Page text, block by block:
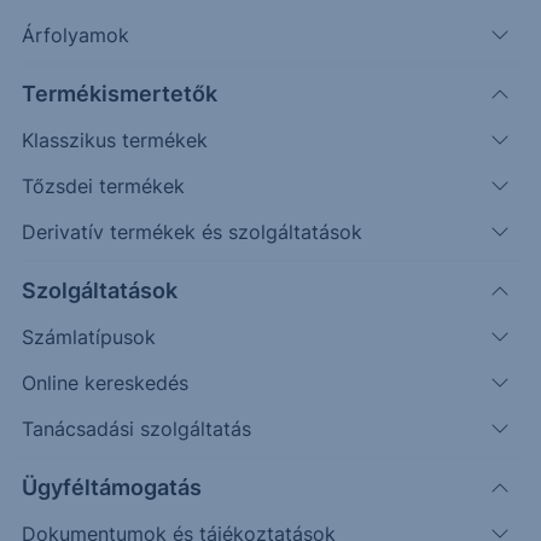
Árfolyamok
Termékismertetők
Klasszikus termékek
Tőzsdei termékek
Derivatív termékek és szolgáltatások
Szolgáltatások
Számlatípusok
Online kereskedés
Tanácsadási szolgáltatás
Ügyféltámogatás
Dokumentumok és tájékoztatások
piacra.